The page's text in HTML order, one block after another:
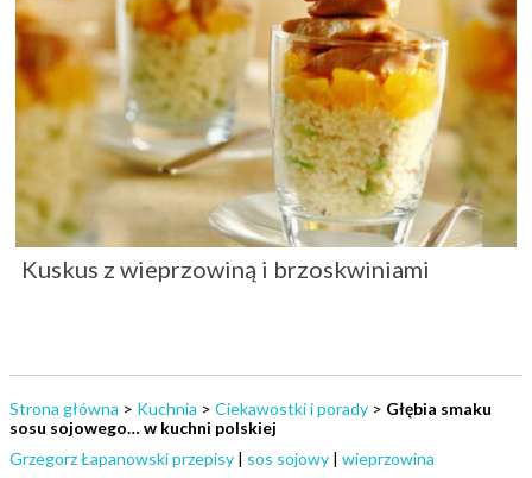
Kuskus z wieprzowiną i brzoskwiniami
Strona główna > Kuchnia > Ciekawostki i porady > Głębia smaku
sosu sojowego… w kuchni polskiej
Grzegorz Łapanowski przepisy | sos sojowy | wieprzowina